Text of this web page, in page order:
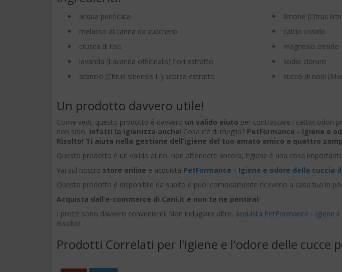
acqua purificata
melasso di canna da zucchero
crusca di riso
lavanda (Lavanda officinalis) fiori estratto
arancio (Citrus sinensis L.) scorza estratto
limone (Citrus
calcio ossido
magnesio ossido
sodio cloruro
succo di noni
Un prodotto davvero utile!
Come vedi, questo prodotto è davvero un valido aiuto per contrastare i cattivi odori
non solo, infatti la igienizza anche! Cosa c’è di meglio? PetFormance - Igiene e
Risolto! Ti aiuta nella gestione dell’igiene del tuo amato amico a quattro zamp
Questo prodotto è un valido aiuto, non attendere ancora, l’igiene è una cosa
Vai sul nostro store online e acquista PetFormance - Igiene e odore della cuccia
Questo prodotto è disponibile da subito e puoi comodamente riceverlo a casa tua in
Acquista dall’e-commerce di Cani.it e non te ne pentirai!
I prezzi sono davvero convenienti! Non indugiare oltre, acquista PetFormance - Igiene
Risolto!
Prodotti Correlati per l'igiene e l'odore delle cucce